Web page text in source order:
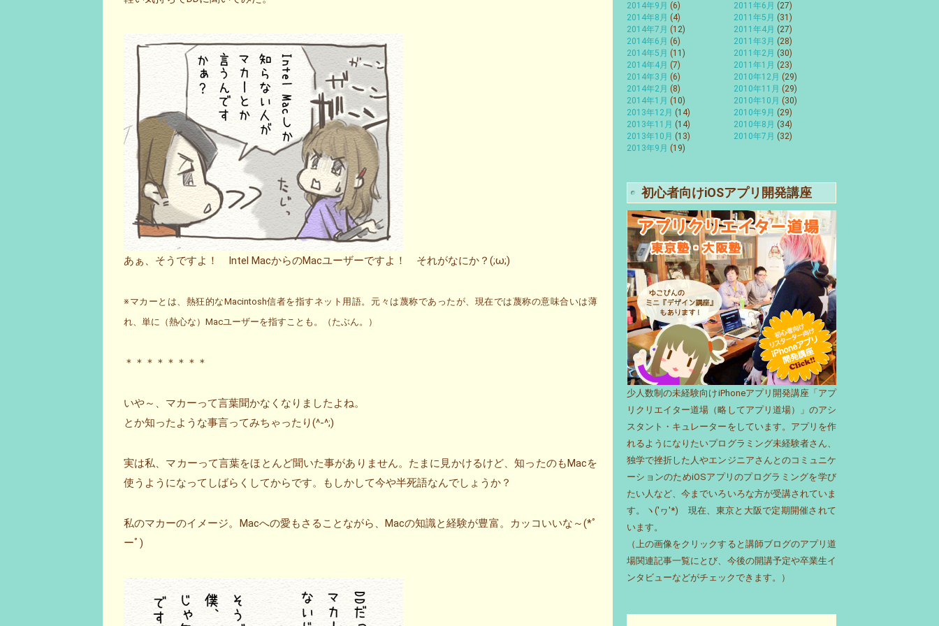
あぁ、そうですよ！ Intel MacからのMacユーザーですよ！ それがなにか？(;ω;)
※マカーとは、熱狂的なMacintosh信者を指すネット用語。元々は蔑称であったが、現在では蔑称の意味合いは薄
れ、単に（熱心な）Macユーザーを指すことも。（たぶん。）
＊＊＊＊＊＊＊＊
いや～、マカーって言葉聞かなくなりましたよね。
とか知ったような事言ってみちゃったり(^-^;)
実は私、マカーって言葉をほとんど聞いた事がありません。たまに見かけるけど、知ったのもMacを
使うようになってしばらくしてからです。もしかして今や半死語なんでしょうか？
私のマカーのイメージ。Macへの愛もさることながら、Macの知識と経験が豊富。カッコいいな～(*ﾟ
ーﾟ)
2014年9月 (6)
2014年8月 (4)
2014年7月 (12)
2014年6月 (6)
2014年5月 (11)
2014年4月 (7)
2014年3月 (6)
2014年2月 (8)
2014年1月 (10)
2013年12月 (14)
2013年11月 (14)
2013年10月 (13)
2013年9月 (19)
2011年6月 (27)
2011年5月 (31)
2011年4月 (27)
2011年3月 (28)
2011年2月 (30)
2011年1月 (23)
2010年12月 (29)
2010年11月 (29)
2010年10月 (30)
2010年9月 (29)
2010年8月 (34)
2010年7月 (32)
初心者向けiOSアプリ開発講座
少人数制の未経験向けiPhoneアプリ開発講座「アプ
リクリエイター道場（略してアプリ道場）」のアシ
スタント・キュレーターをしています。アプリを作
れるようになりたいプログラミング未経験者さん、
独学で挫折した人やエンジニアさんとのコミュニケ
ーションのためiOSアプリのプログラミングを学び
たい人など、今までいろいろな方が受講されていま
す。ヽ('ヮ'*)ゝ現在、東京と大阪で定期開催されて
います。
（上の画像をクリックすると講師ブログのアプリ道
場関連記事一覧にとび、今後の開講予定や卒業生イ
ンタビューなどがチェックできます。）